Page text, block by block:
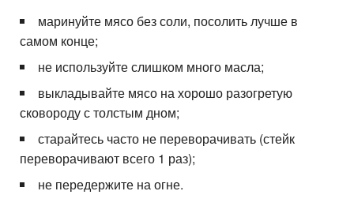
маринуйте мясо без соли, посолить лучше в
самом конце;
не используйте слишком много масла;
выкладывайте мясо на хорошо разогретую
сковороду с толстым дном;
старайтесь часто не переворачивать (стейк
переворачивают всего 1 раз);
не передержите на огне.